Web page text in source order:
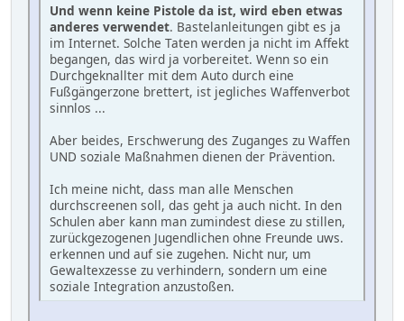
Und wenn keine Pistole da ist, wird eben etwas
anderes verwendet. Bastelanleitungen gibt es ja
im Internet. Solche Taten werden ja nicht im Affekt
begangen, das wird ja vorbereitet. Wenn so ein
Durchgeknallter mit dem Auto durch eine
Fußgängerzone brettert, ist jegliches Waffenverbot
sinnlos ...
Aber beides, Erschwerung des Zuganges zu Waffen
UND soziale Maßnahmen dienen der Prävention.
Ich meine nicht, dass man alle Menschen
durchscreenen soll, das geht ja auch nicht. In den
Schulen aber kann man zumindest diese zu stillen,
zurückgezogenen Jugendlichen ohne Freunde uws.
erkennen und auf sie zugehen. Nicht nur, um
Gewaltexzesse zu verhindern, sondern um eine
soziale Integration anzustoßen.